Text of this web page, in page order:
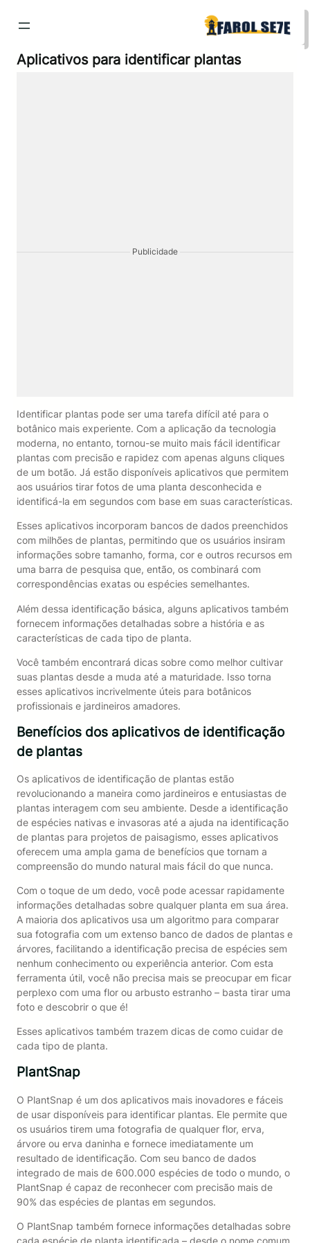
para
conteúdo
Aplicativos para identificar plantas
Publicidade
Identificar plantas pode ser uma tarefa difícil até para o
botânico mais experiente. Com a aplicação da tecnologia
moderna, no entanto, tornou-se muito mais fácil identificar
plantas com precisão e rapidez com apenas alguns cliques
de um botão. Já estão disponíveis aplicativos que permitem
aos usuários tirar fotos de uma planta desconhecida e
identificá-la em segundos com base em suas características.
Esses aplicativos incorporam bancos de dados preenchidos
com milhões de plantas, permitindo que os usuários insiram
informações sobre tamanho, forma, cor e outros recursos em
uma barra de pesquisa que, então, os combinará com
correspondências exatas ou espécies semelhantes.
Além dessa identificação básica, alguns aplicativos também
fornecem informações detalhadas sobre a história e as
características de cada tipo de planta.
Você também encontrará dicas sobre como melhor cultivar
suas plantas desde a muda até a maturidade. Isso torna
esses aplicativos incrivelmente úteis para botânicos
profissionais e jardineiros amadores.
Benefícios dos aplicativos de identificação
de plantas
Os aplicativos de identificação de plantas estão
revolucionando a maneira como jardineiros e entusiastas de
plantas interagem com seu ambiente. Desde a identificação
de espécies nativas e invasoras até a ajuda na identificação
de plantas para projetos de paisagismo, esses aplicativos
oferecem uma ampla gama de benefícios que tornam a
compreensão do mundo natural mais fácil do que nunca.
Com o toque de um dedo, você pode acessar rapidamente
informações detalhadas sobre qualquer planta em sua área.
A maioria dos aplicativos usa um algoritmo para comparar
sua fotografia com um extenso banco de dados de plantas e
árvores, facilitando a identificação precisa de espécies sem
nenhum conhecimento ou experiência anterior. Com esta
ferramenta útil, você não precisa mais se preocupar em ficar
perplexo com uma flor ou arbusto estranho – basta tirar uma
foto e descobrir o que é!
Esses aplicativos também trazem dicas de como cuidar de
cada tipo de planta.
PlantSnap
O PlantSnap é um dos aplicativos mais inovadores e fáceis
de usar disponíveis para identificar plantas. Ele permite que
os usuários tirem uma fotografia de qualquer flor, erva,
árvore ou erva daninha e fornece imediatamente um
resultado de identificação. Com seu banco de dados
integrado de mais de 600.000 espécies de todo o mundo, o
PlantSnap é capaz de reconhecer com precisão mais de
90% das espécies de plantas em segundos.
O PlantSnap também fornece informações detalhadas sobre
cada espécie de planta identificada – desde o nome comum